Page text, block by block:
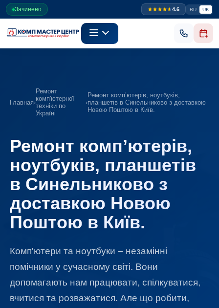
Зачинено 4.6 RU UK
Главная›
Ремонт
комп'ютерної
техніки по
Україні
›
Ремонт комп’ютерів, ноутбуків,
планшетів в Синельниково з доставкою
Новою Поштою в Київ.
Ремонт комп’ютерів,
ноутбуків, планшетів
в Синельниково з
доставкою Новою
Поштою в Київ.
Комп'ютери та ноутбуки – незамінні
помічники у сучасному світі. Вони
допомагають нам працювати, спілкуватися,
вчитися та розважатися. Але що робити,